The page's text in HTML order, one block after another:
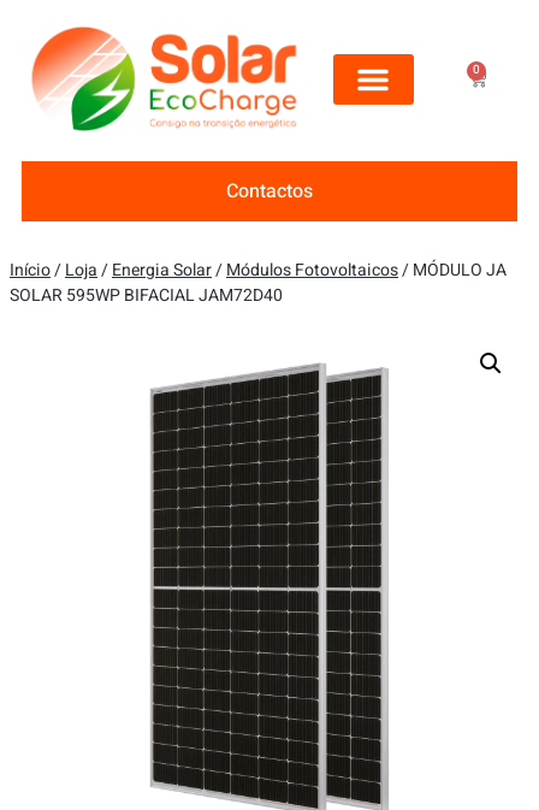
0
Contactos
Início/Loja/Energia Solar/Módulos Fotovoltaicos/ MÓDULO JA
SOLAR 595WP BIFACIAL JAM72D40